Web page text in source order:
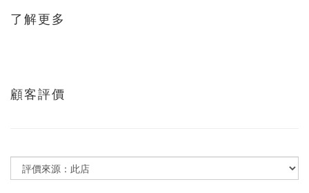
了解更多
顧客評價